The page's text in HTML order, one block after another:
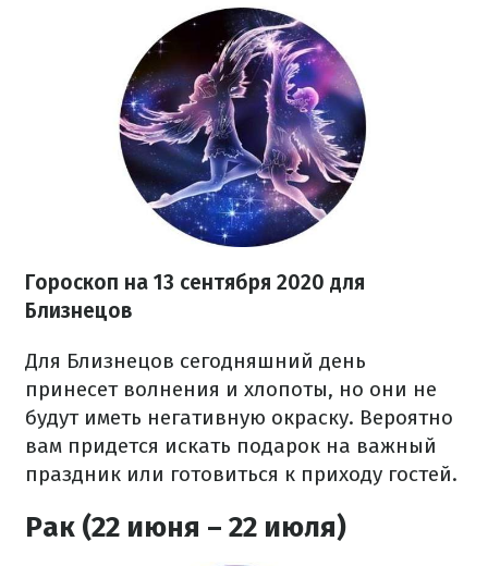
Гороскоп на 13 сентября 2020 для
Близнецов
Для Близнецов сегодняшний день
принесет волнения и хлопоты, но они не
будут иметь негативную окраску. Вероятно
вам придется искать подарок на важный
праздник или готовиться к приходу гостей.
Рак (22 июня – 22 июля)